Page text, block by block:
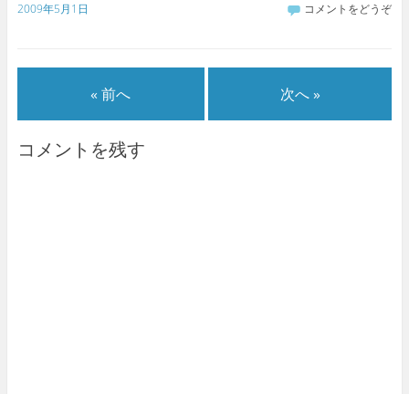
2009年5月1日 コメントをどうぞ
« 前へ 次へ »
コメントを残す